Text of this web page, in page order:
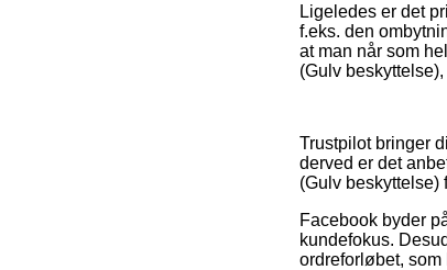
Ligeledes er det
f.eks. den
at man når som
(Gulv
Trustpilot bringer
derved er det
(Gulv
Facebook byder
kundefokus.
ordreforløbet,